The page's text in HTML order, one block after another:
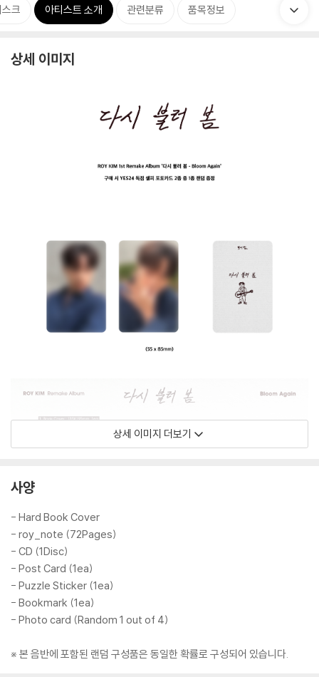
크 아티스트 소개 관련분류 품목정보
상세 이미지
상세 이미지 더보기
사양
- Hard Book Cover
- roy_note (72Pages)
- CD (1Disc)
- Post Card (1ea)
- Puzzle Sticker (1ea)
- Bookmark (1ea)
- Photo card (Random 1 out of 4)
※ 본 음반에 포함된 랜덤 구성품은 동일한 확률로 구성되어 있습니다.